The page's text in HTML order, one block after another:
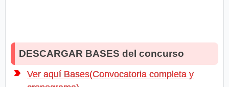
DESCARGAR BASES del concurso
Ver aquí Bases(Convocatoria completa y